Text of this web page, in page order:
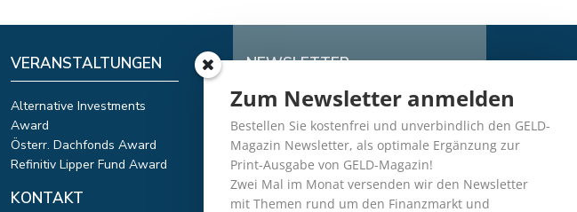
VERANSTALTUNGEN
Alternative Investments
Award
Österr. Dachfonds Award
Refinitiv Lipper Fund Award
KONTAKT
NEWSLETTER
Kostenfreie Anmeldung
Zum Newsletter anmelden
Bestellen Sie kostenfrei und unverbindlich den GELD-
Magazin Newsletter, als optimale Ergänzung zur
Print-Ausgabe von GELD-Magazin!
Zwei Mal im Monat versenden wir den Newsletter
mit Themen rund um den Finanzmarkt und